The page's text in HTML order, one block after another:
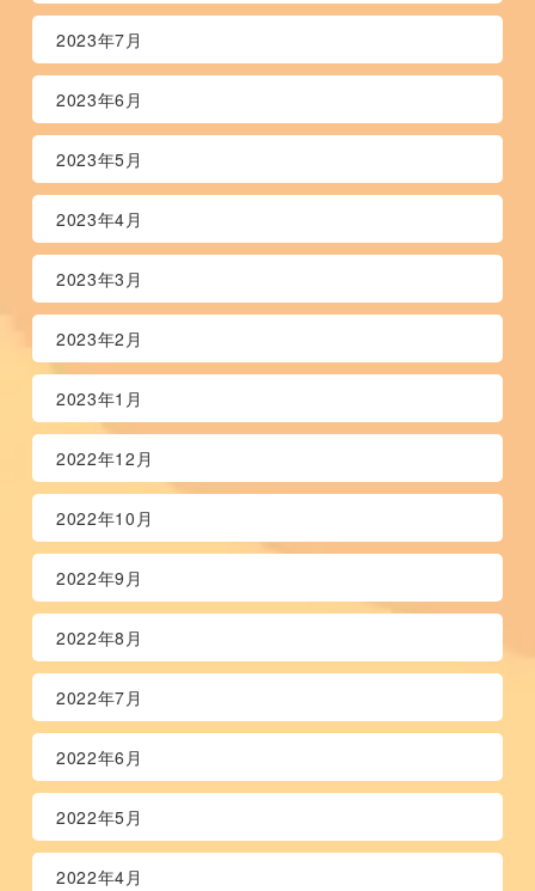
2023年7月
2023年6月
2023年5月
2023年4月
2023年3月
2023年2月
2023年1月
2022年12月
2022年10月
2022年9月
2022年8月
2022年7月
2022年6月
2022年5月
2022年4月